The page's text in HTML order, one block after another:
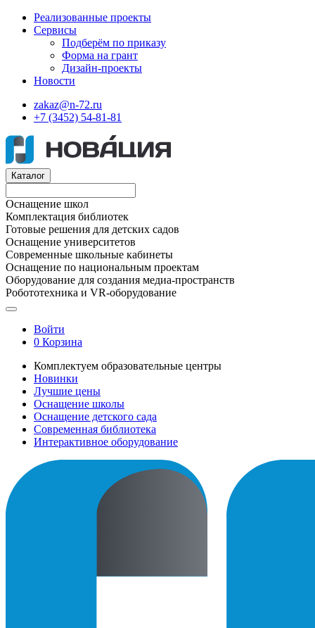
Реализованные проекты
Сервисы
Подберём по приказу
Форма на грант
Дизайн-проекты
Новости
zakaz@n-72.ru
+7 (3452) 54-81-81
Каталог
Оснащение школ
Комплектация библиотек
Готовые решения для детских садов
Оснащение университетов
Современные школьные кабинеты
Оснащение по национальным проектам
Оборудование для создания медиа-пространств
Робототехника и VR-оборудование
Войти
0 Корзина
Комплектуем образовательные центры
Новинки
Лучшие цены
Оснащение школы
Оснащение детского сада
Современная библиотека
Интерактивное оборудование